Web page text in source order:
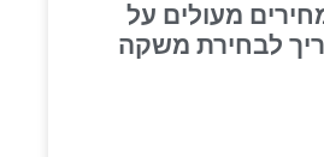
מעולים על
לבחירת משקה